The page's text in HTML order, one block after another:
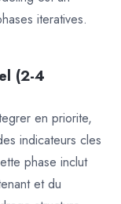
iteratives.
(2-4
en priorite,
indicateurs cles
phase inclut
et du